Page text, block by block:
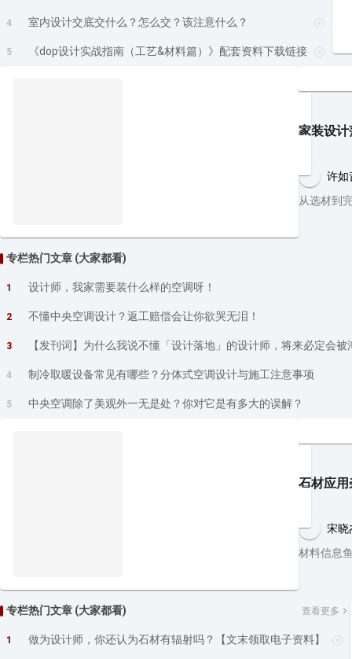
4 室内设计交底交什么？怎么交？该注意什么？
5 《dop设计实战指南（工艺&材料篇）》配套资料下载链接
家装设
许如
从选材到
专栏热门文章 (大家都看)
1 设计师，我家需要装什么样的空调呀！
2 不懂中央空调设计？返工赔偿会让你欲哭无泪！
3 【发刊词】为什么我说不懂「设计落地」的设计师，将来必定会被
4 制冷取暖设备常见有哪些？分体式空调设计与施工注意事项
5 中央空调除了美观外一无是处？你对它是有多大的误解？
石材应用
宋晓
材料信息
专栏热门文章 (大家都看) 查看更多
1 做为设计师，你还认为石材有辐射吗？【文末领取电子资料】